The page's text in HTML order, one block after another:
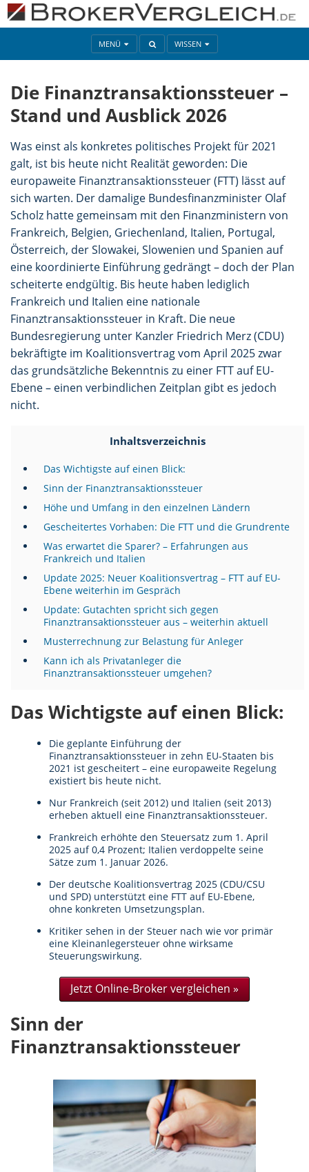
MENÜ WISSEN
Die Finanztransaktionssteuer –
Stand und Ausblick 2026
Was einst als konkretes politisches Projekt für 2021
galt, ist bis heute nicht Realität geworden: Die
europaweite Finanztransaktionssteuer (FTT) lässt auf
sich warten. Der damalige Bundesfinanzminister Olaf
Scholz hatte gemeinsam mit den Finanzministern von
Frankreich, Belgien, Griechenland, Italien, Portugal,
Österreich, der Slowakei, Slowenien und Spanien auf
eine koordinierte Einführung gedrängt – doch der Plan
scheiterte endgültig. Bis heute haben lediglich
Frankreich und Italien eine nationale
Finanztransaktionssteuer in Kraft. Die neue
Bundesregierung unter Kanzler Friedrich Merz (CDU)
bekräftigte im Koalitionsvertrag vom April 2025 zwar
das grundsätzliche Bekenntnis zu einer FTT auf EU-
Ebene – einen verbindlichen Zeitplan gibt es jedoch
nicht.
Inhaltsverzeichnis
Das Wichtigste auf einen Blick:
Sinn der Finanztransaktionssteuer
Höhe und Umfang in den einzelnen Ländern
Gescheitertes Vorhaben: Die FTT und die Grundrente
Was erwartet die Sparer? – Erfahrungen aus
Frankreich und Italien
Update 2025: Neuer Koalitionsvertrag – FTT auf EU-
Ebene weiterhin im Gespräch
Update: Gutachten spricht sich gegen
Finanztransaktionssteuer aus – weiterhin aktuell
Musterrechnung zur Belastung für Anleger
Kann ich als Privatanleger die
Finanztransaktionssteuer umgehen?
Das Wichtigste auf einen Blick:
Die geplante Einführung der
Finanztransaktionssteuer in zehn EU-Staaten bis
2021 ist gescheitert – eine europaweite Regelung
existiert bis heute nicht.
Nur Frankreich (seit 2012) und Italien (seit 2013)
erheben aktuell eine Finanztransaktionssteuer.
Frankreich erhöhte den Steuersatz zum 1. April
2025 auf 0,4 Prozent; Italien verdoppelte seine
Sätze zum 1. Januar 2026.
Der deutsche Koalitionsvertrag 2025 (CDU/CSU
und SPD) unterstützt eine FTT auf EU-Ebene,
ohne konkreten Umsetzungsplan.
Kritiker sehen in der Steuer nach wie vor primär
eine Kleinanlegersteuer ohne wirksame
Steuerungswirkung.
Jetzt Online-Broker vergleichen »
Sinn der
Finanztransaktionssteuer